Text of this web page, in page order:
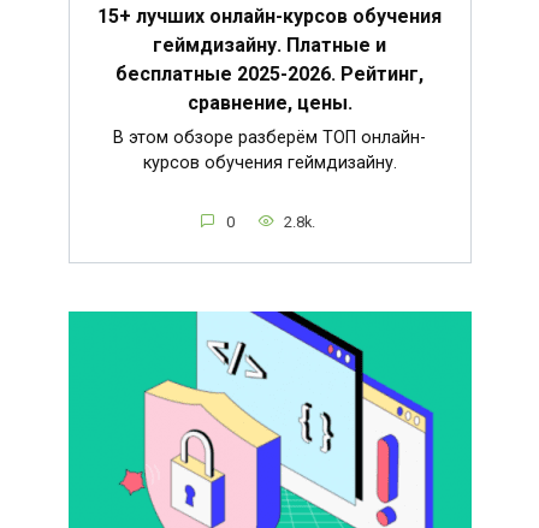
15+ лучших онлайн-курсов обучения
геймдизайну. Платные и
бесплатные 2025-2026. Рейтинг,
сравнение, цены.
В этом обзоре разберём ТОП онлайн-
курсов обучения геймдизайну.
0 2.8k.